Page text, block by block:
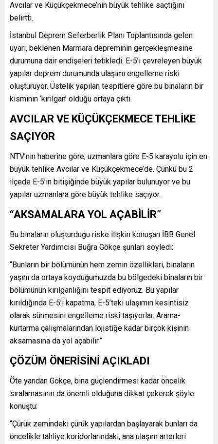
Avcılar ve Küçükçekmece’nin büyük tehlike saçtığını
belirtti.
İstanbul Deprem Seferberlik Planı Toplantısında gelen
uyarı, beklenen Marmara depreminin gerçekleşmesine
durumuna dair endişeleri tetikledi. E-5’i çevreleyen büyük
yapılar deprem durumunda ulaşımı engelleme riski
oluşturuyor. Üstelik yapılan tespitlere göre bu binaların bir
kısmının ‘kırılgan’ olduğu ortaya çıktı.
AVCILAR VE KÜÇÜKÇEKMECE TEHLİKE
SAÇIYOR
NTV’nin haberine göre; uzmanlara göre E-5 karayolu için en
büyük tehlike Avcılar ve Küçükçekmece’de. Çünkü bu 2
ilçede E-5’in bitişiğinde büyük yapılar bulunuyor ve bu
yapılar uzmanlara göre büyük tehlike saçıyor.
“AKSAMALARA YOL AÇABİLİR”
Bu binaların oluşturduğu riske ilişkin konuşan İBB Genel
Sekreter Yardımcısı Buğra Gökçe şunları söyledi:
“Bunların bir bölümünün hem zemin özellikleri, binaların
yaşını da ortaya koyduğumuzda bu bölgedeki binaların bir
bölümünün kırılganlığını tespit ediyoruz. Bu yapılar
kırıldığında E-5’i kapatma, E-5’teki ulaşımın kesintisiz
olarak sürmesini engelleme riski taşıyorlar. Arama-
kurtarma çalışmalarından lojistiğe kadar birçok kişinin
aksamasına da yol açabilir.”
ÇÖZÜM ÖNERİSİNİ AÇIKLADI
Öte yandan Gökçe, bina güçlendirmesi kadar öncelik
sıralamasının da önemli olduğuna dikkat çekerek şöyle
konuştu:
“Çürük zemindeki çürük yapılardan başlayarak bunları da
öncelikle tahliye koridorlarındaki, ana ulaşım arterleri